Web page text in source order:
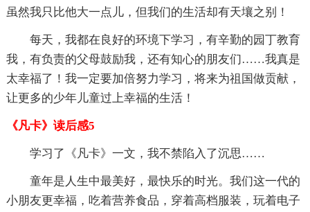
虽然我只比他大一点儿，但我们的生活却有天壤之别！
每天，我都在良好的环境下学习，有辛勤的园丁教育
我，有负责的父母鼓励我，还有知心的朋友们……我真是
太幸福了！我一定要加倍努力学习，将来为祖国做贡献，
让更多的少年儿童过上幸福的生活！
《凡卡》读后感5
学习了《凡卡》一文，我不禁陷入了沉思……
童年是人生中最美好，最快乐的时光。我们这一代的
小朋友更幸福，吃着营养食品，穿着高档服装，玩着电子